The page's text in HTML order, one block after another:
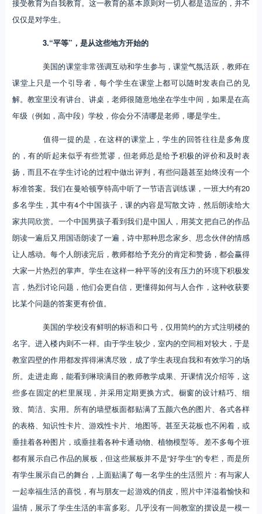
接受教育为自我教育。这一教育的基本原则对一切人都是适应的，并不
仅仅是对学生。
3.“平等”，是从这些地方开始的
美国的课堂非常强调互动和学生参与，课堂气氛活跃，教师在
课堂上只是一个引导者，每个学生在课堂上都可以随时发表自己的见
解。教室里没有讲台、讲桌，老师很随意地坐在学生中间，如果是在高
年级（例如，高中段）学校，你会分不清哪是老师，哪是学生。
值得一提的是，在这样的课堂上，学生的回答往往是多角度
的，有的听起来似乎有些荒谬，但老师总是给予积极的评价和及时表
扬，而且不在学生讨论的过程中做出评判，有些问题甚至始终没有一个
标准答案。我们在曼哈顿亨特高中听了一节语言训练课，一班大约有20
多名学生，其中有4个中国孩子，课的内容是写散文诗，然后朗读给大
家共同欣赏。一个中国男孩子看到我们是中国人，用英文把自己的作品
朗读一遍后又用国语朗读了一遍，诗中那种思念家乡、思念伙伴的情感
让人感动。每个人朗读完后，教师都给予充分的肯定和赞扬，都会赢得
大家一片热烈的掌声。学生在这样一种平等的没有压力的环境下积极发
言，热烈讨论问题，他们会更自信，更懂得如何与人合作，这种收获要
比某个问题的答案更有价值。
美国的学校没有鲜明的标语和口号，仅用简约的方式注明楼的
名字。进入楼内则不一样。由于学生较少，室内的空间相对较大，于是
教室四壁的作用都发挥得淋漓尽致，成了学生表现自我和有效学习的场
所。走进走廊，能看到琳琅满目的教师教学成果、开课情况介绍等，这
些多在固定的栏里展现，并采用定期更换方式。橱窗的设计精巧、细
致、简洁、实用。所有的墙壁板面都贴满了五颜六色的图片、各式各样
的表格、知识性卡片、游戏性卡片、地图等。甚至天花板也不闲着，或
垂挂着各种图片，或垂挂着各种卡通动物、植物模型等。差不多每个班
都有展示自己作品的展板，但这些展板并不是“好学生”的专栏，而是所
有学生展示自己的舞台，上面贴满了每一名学生的生活照片：有与家人
一起幸福生活的喜悦，有与朋友一起游戏的俏皮，照片中洋溢着愉快和
温情，展示了学生生活的丰富多彩。几乎没有一间教室的摆设是一模一